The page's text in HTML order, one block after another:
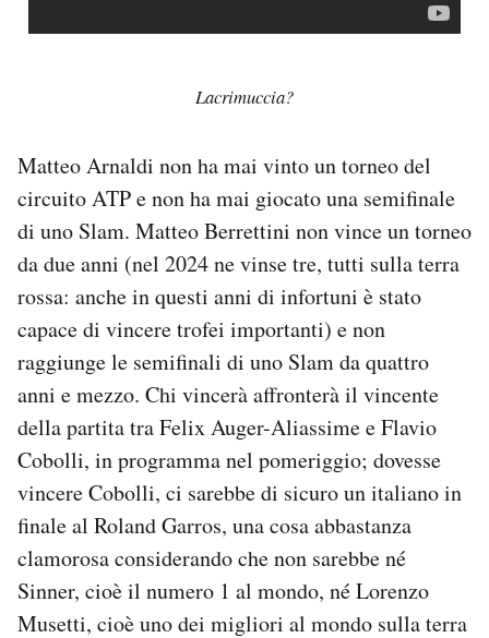
Lacrimuccia?
Matteo Arnaldi non ha mai vinto un torneo del
circuito ATP e non ha mai giocato una semifinale
di uno Slam. Matteo Berrettini non vince un torneo
da due anni (nel 2024 ne vinse tre, tutti sulla terra
rossa: anche in questi anni di infortuni è stato
capace di vincere trofei importanti) e non
raggiunge le semifinali di uno Slam da quattro
anni e mezzo. Chi vincerà affronterà il vincente
della partita tra Felix Auger-Aliassime e Flavio
Cobolli, in programma nel pomeriggio; dovesse
vincere Cobolli, ci sarebbe di sicuro un italiano in
finale al Roland Garros, una cosa abbastanza
clamorosa considerando che non sarebbe né
Sinner, cioè il numero 1 al mondo, né Lorenzo
Musetti, cioè uno dei migliori al mondo sulla terra